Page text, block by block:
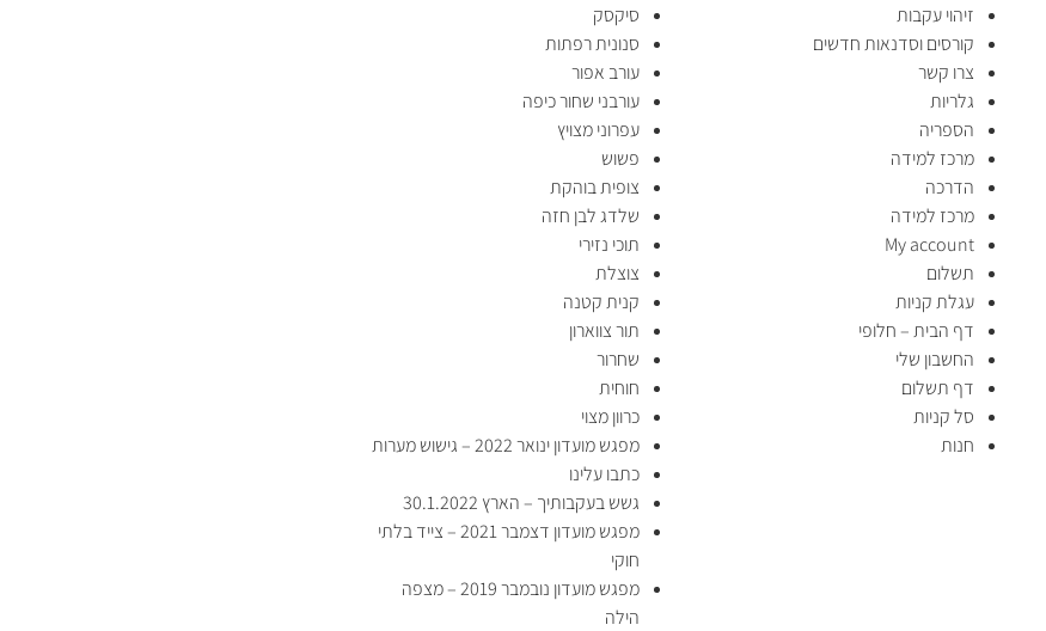
זיהוי עקבות
קורסים וסדנאות חדשים
צרו קשר
גלריות
הספריה
מרכז למידה
הדרכה
מרכז למידה
My account
תשלום
עגלת קניות
דף הבית – חלופי
החשבון שלי
דף תשלום
סל קניות
חנות
סיקסק
סנונית רפתות
עורב אפור
עורבני שחור כיפה
עפרוני מצויץ
פשוש
צופית בוהקת
שלדג לבן חזה
תוכי נזירי
צוצלת
קנית קטנה
תור צווארון
שחרור
חוחית
כרוון מצוי
מפגש מועדון ינואר 2022 – גישוש מערות
כתבו עלינו
גשש בעקבותיך – הארץ 30.1.2022
מפגש מועדון דצמבר 2021 – צייד בלתי
חוקי
מפגש מועדון נובמבר 2019 – מצפה
הילה